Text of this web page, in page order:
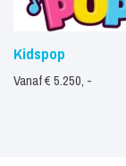
Kidspop
Vanaf € 5.250, -